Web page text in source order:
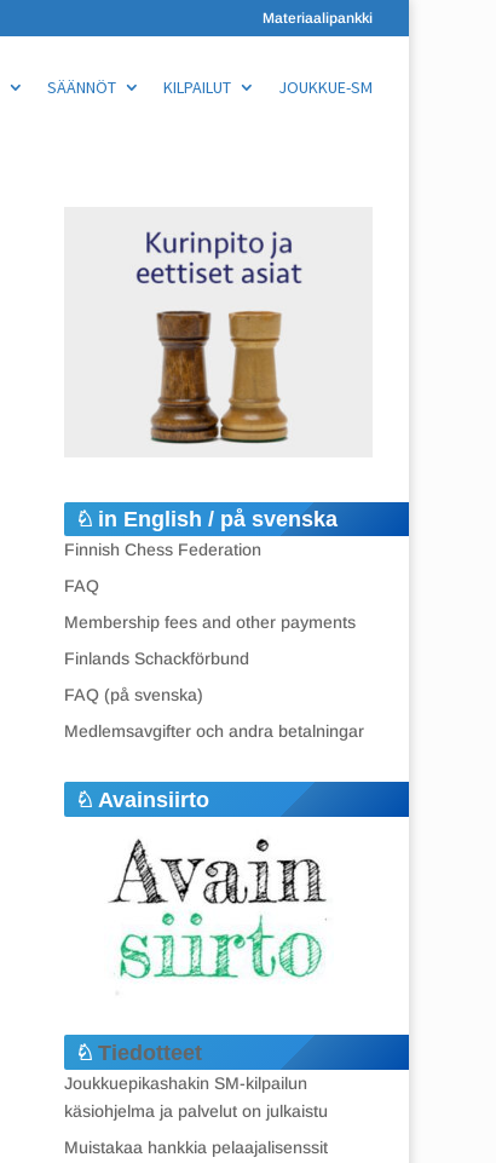
Materiaalipankki
SÄÄNNÖT KILPAILUT JOUKKUE-SM
in English / på svenska
Finnish Chess Federation
FAQ
Membership fees and other payments
Finlands Schackförbund
FAQ (på svenska)
Medlemsavgifter och andra betalningar
Avainsiirto
Tiedotteet
Joukkuepikashakin SM-kilpailun
käsiohjelma ja palvelut on julkaistu
Muistakaa hankkia pelaajalisenssit